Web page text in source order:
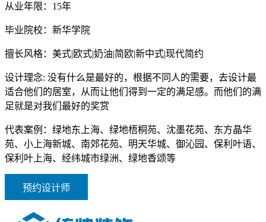
从业年限： 15年
毕业院校： 新华学院
擅长风格： 美式|欧式|奶油|简欧|新中式|现代简约
设计理念: 没有什么是最好的，根据不同人的需要，去设计最
适合他们的居室，从而让他们得到一定的满足感。而他们的满
足就是对我们最好的奖赏
代表案例： 绿地东上海、绿地梧桐苑、沈墨花苑、东方晶华
苑、小上海新城、南郊花苑、明天华城、御沁园、保利叶语、
保利叶上海、经纬城市绿洲、绿地香颂等
预约设计师